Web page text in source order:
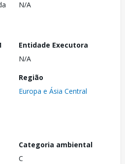
N/A
Entidade Executora
N/A
Região
Europa e Ásia Central
Categoria ambiental
C